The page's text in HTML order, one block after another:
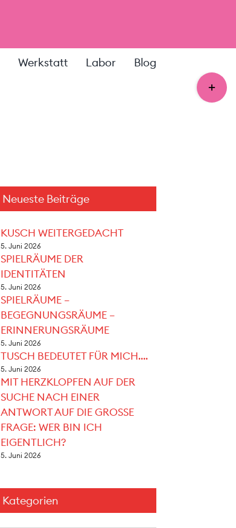
Werkstatt Labor Blog
Neueste Beiträge
KUSCH WEITERGEDACHT
5. Juni 2026
SPIELRÄUME DER
IDENTITÄTEN
5. Juni 2026
SPIELRÄUME –
BEGEGNUNGSRÄUME –
ERINNERUNGSRÄUME
5. Juni 2026
TUSCH BEDEUTET FÜR MICH….
5. Juni 2026
MIT HERZKLOPFEN AUF DER
SUCHE NACH EINER
ANTWORT AUF DIE GROSSE
FRAGE: WER BIN ICH
EIGENTLICH?
5. Juni 2026
Kategorien
Toggle
Sliding